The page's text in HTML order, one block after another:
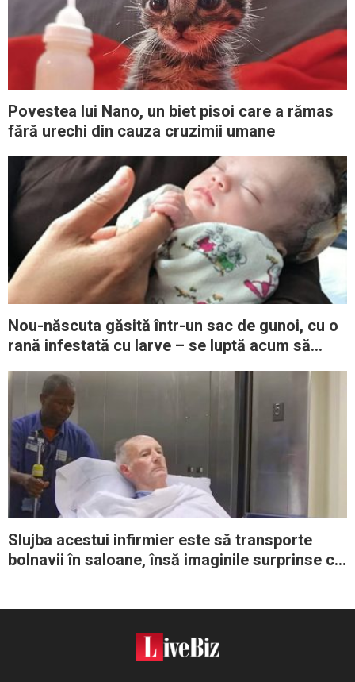
Povestea lui Nano, un biet pisoi care a rămas
fără urechi din cauza cruzimii umane
Nou-născuta găsită într-un sac de gunoi, cu o
rană infestată cu larve – se luptă acum să
Slujba acestui infirmier este să transporte
bolnavii în saloane, însă imaginile surprinse cu